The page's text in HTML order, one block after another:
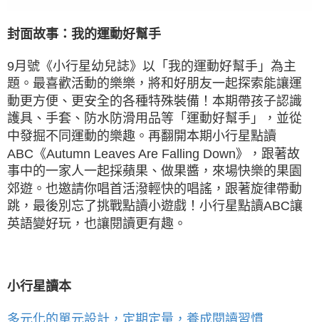
封面故事： 我的運動好幫手
9月號《小行星幼兒誌》以「我的運動好幫手」為主
題。最喜歡活動的樂樂，將和好朋友一起探索能讓運
動更方便、更安全的各種特殊裝備！本期帶孩子認識
護具、手套、防水防滑用品等「運動好幫手」，並從
中發掘不同運動的樂趣。再翻開本期小行星點讀
ABC《Autumn Leaves Are Falling Down》，跟著故
事中的一家人一起採蘋果、做果醬，來場快樂的果園
郊遊。也邀請你唱首活潑輕快的唱謠，跟著旋律帶動
跳，最後別忘了挑戰點讀小遊戲！小行星點讀ABC讓
英語變好玩，也讓閱讀更有趣。
小行星讀本
多元化的單元設計，定期定量，養成閱讀習慣